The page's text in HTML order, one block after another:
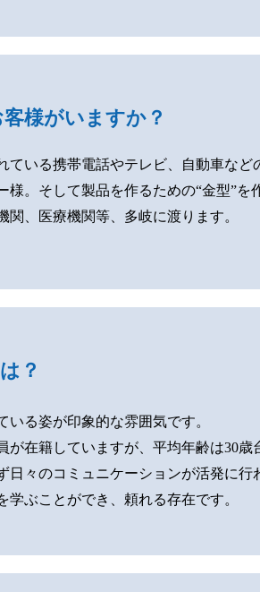
様がいますか？
ている携帯電話やテレビ、自動車など
様。そして製品を作るための“金型”
関、医療機関等、多岐に渡ります。
？
いる姿が印象的な雰囲気です。
が在籍していますが、平均年齢は30
日々のコミュニケーションが活発に
学ぶことができ、頼れる存在です。